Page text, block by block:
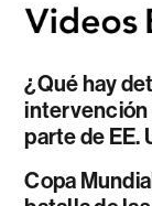
¿Qué hay
intervención
parte de EE.
Copa